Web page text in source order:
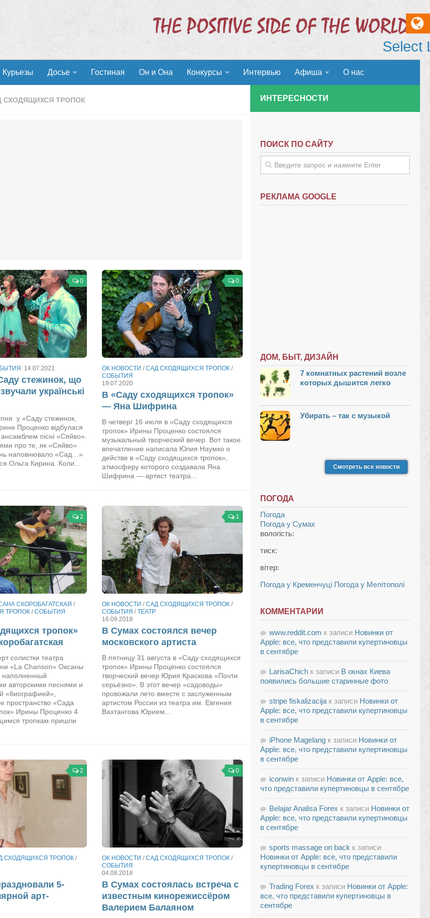
Курьезы Досье Гостиная Он и Она Конкурсы Интервью Афиша О нас
СХОДЯЩИХСЯ ТРОПОК
0
14.07.2021
стежинок, що
українські
у «Саду стежинок,
Проценко відбулася
пісні «Сяйво».
про те, як «Сяйво»
наповнювало «Сад…»
Ольга Кирина. Коли...
0
ОК НОВОСТИ /САД СХОДЯЩИХСЯ ТРОПОК /
СОБЫТИЯ
19.07.2020
В «Саду сходящихся тропок»
— Яна Шифрина
В четверг 16 июля в «Саду сходящихся
тропок» Ирины Проценко состоялся
музыкальный творческий вечер. Вот такое
впечатление написала Юлия Наумко о
действе в «Саду сходящихся тропок»,
атмосферу которого создавала Яна
Шифрина — артист театра...
2
СКОРОБАГАТСКАЯ /
ТРОПОК /СОБЫТИЯ
тропок»
солистки театра
«La Chanson» Оксаны
наполненный
авторскими песнями и
«биографией»,
пространство «Сада
Ирины Проценко 4
тропкам пришли
1
ОК НОВОСТИ /САД СХОДЯЩИХСЯ ТРОПОК /
СОБЫТИЯ /ТЕАТР
16.09.2018
В Сумах состоялся вечер
московского артиста
В пятницу 31 августа в «Саду сходящихся
тропок» Ирины Проценко состоялся
творческий вечер Юрия Краскова «Почти
серьёзно». В этот вечер «садоводы»
провожали лето вместе с заслуженным
артистом России из театра им. Евгения
Вахтангова Юрием...
2
СХОДЯЩИХСЯ ТРОПОК /
5-
арт-
0
ОК НОВОСТИ /САД СХОДЯЩИХСЯ ТРОПОК /
СОБЫТИЯ
04.08.2018
В Сумах состоялась встреча с
известным кинорежиссёром
Валерием Балаяном
ИНТЕРЕСНОСТИ
ПОИСК ПО САЙТУ
РЕКЛАМА GOOGLE
ДОМ, БЫТ, ДИЗАЙН
7 комнатных растений возле
которых дышится легко
Убирать – так с музыкой
Смотреть все новости
ПОГОДА
Погода
Погода у Сумах
вологість:
тиск:
вітер:
Погода у Кременчуці Погода у Мелітополі
КОММЕНТАРИИ
www.reddit.com к записи Новинки от
Apple: все, что представили купертиновцы
в сентябре
LarisaChich к записи В окнах Киева
появились большие старинные фото
stripe fiskalizacija к записи Новинки от
Apple: все, что представили купертиновцы
в сентябре
iPhone Magelang к записи Новинки от
Apple: все, что представили купертиновцы
в сентябре
iconwin к записи Новинки от Apple: все,
что представили купертиновцы в сентябре
Belajar Analisa Forex к записи Новинки от
Apple: все, что представили купертиновцы
в сентябре
sports massage on back к записи
Новинки от Apple: все, что представили
купертиновцы в сентябре
Trading Forex к записи Новинки от Apple:
все, что представили купертиновцы в
сентябре
Select